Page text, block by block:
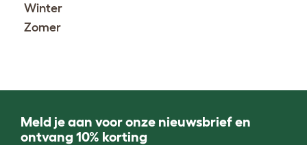
Winter
Zomer
Meld je aan voor onze nieuwsbrief en
ontvang 10% korting